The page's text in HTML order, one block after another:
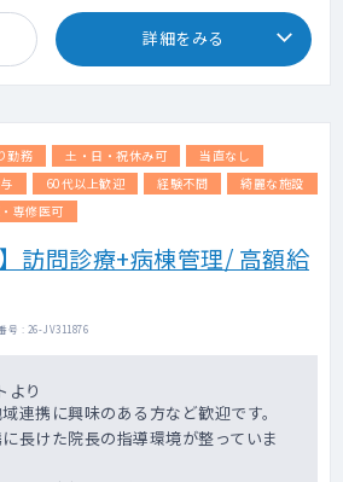
詳細をみる
勤務 土・日・祝休み可
当直なし
60代以上歓迎 経験不問
綺麗な施設
専修医可
訪問診療+病棟管理/ 高額給
号 : 26-JV311876
より
連携に興味のある方など歓迎です。
長けた院長の指導環境が整っていま